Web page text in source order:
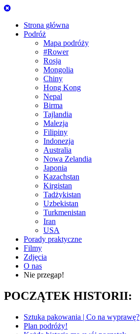
Strona główna
Podróż
Mapa podróży
#Rower
Rosja
Mongolia
Chiny
Hong Kong
Nepal
Birma
Tajlandia
Malezja
Filipiny
Indonezja
Australia
Nowa Zelandia
Japonia
Kazachstan
Kirgistan
Tadżykistan
Uzbekistan
Turkmenistan
Iran
USA
Porady praktyczne
Filmy
Zdjęcia
O nas
Nie przegap!
POCZĄTEK HISTORII:
Sztuka pakowania | Co na wyprawę?
Plan podróży!